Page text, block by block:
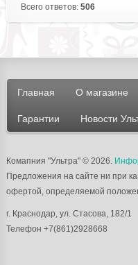
Всего ответов: 506
Главная О магазине
Гарантии Новости
Комапния "Ультра"© 2026.
Предложения на сайте ни при
офертой, определяемой
г. Краснодар, ул. Стасова, 182/1
Телефон +7(861)2928668